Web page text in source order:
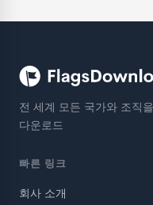
전 세계 모든 국가와 조직
다운로드
빠른 링크
회사 소개